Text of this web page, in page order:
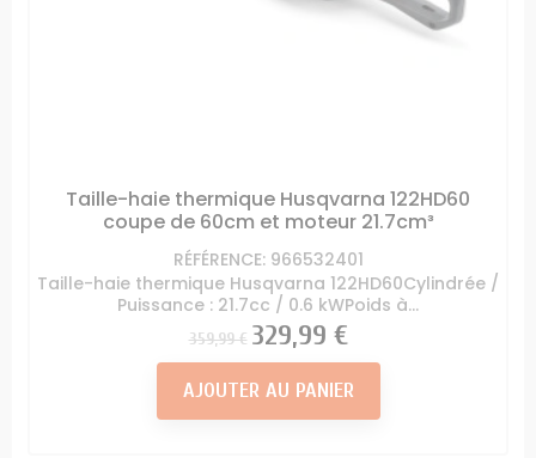
Taille-haie thermique Husqvarna 122HD60
coupe de 60cm et moteur 21.7cm³
RÉFÉRENCE: 966532401
Taille-haie thermique Husqvarna 122HD60Cylindrée /
Puissance : 21.7cc / 0.6 kWPoids à...
Prix
359,99 € Prix
329,99 €
AJOUTER AU PANIER